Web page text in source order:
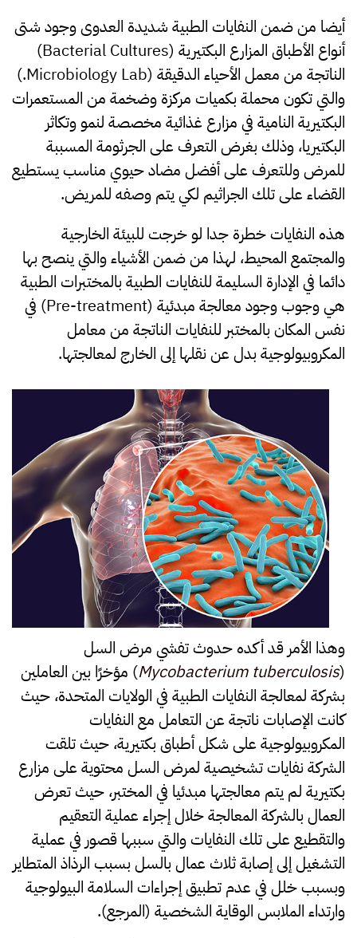
أيضا من ضمن النفايات الطبية شديدة العدوى وجود شتى
أنواع الأطباق المزارع البكتيرية (Bacterial Cultures)
الناتجة من معمل الأحياء الدقيقة (Microbiology Lab.)
والتي تكون محملة بكميات مركزة وضخمة من المستعمرات
البكتيرية النامية في مزارع غذائية مخصصة لنمو وتكاثر
البكتيريا، وذلك بغرض التعرف على الجرثومة المسببة
للمرض وللتعرف على أفضل مضاد حيوي مناسب يستطيع
القضاء على تلك الجراثيم لكي يتم وصفه للمريض.
هذه النفايات خطرة جدا لو خرجت للبيئة الخارجية
والمجتمع المحيط، لهذا من ضمن الأشياء والتي ينصح بها
دائما في الإدارة السليمة للنفايات الطبية بالمختبرات الطبية
هي وجوب وجود معالجة مبدئية (Pre-treatment) في
نفس المكان بالمختبر للنفايات الناتجة من معامل
المكروبيولوجية بدل عن نقلها إلى الخارج لمعالجتها.
وهذا الأمر قد أكده حدوث تفشي مرض السل
(
Mycobacterium tuberculosis) مؤخرًا بين العاملين
بشركة لمعالجة النفايات الطبية في الولايات المتحدة، حيث
كانت الإصابات ناتجة عن التعامل مع النفايات
المكروبيولوجية على شكل أطباق بكتيرية، حيث تلقت
الشركة نفايات تشخيصية لمرض السل محتوية على مزارع
بكتيرية لم يتم معالجتها مبدئيا في المختبر، حيث تعرض
العمال بالشركة المعالجة خلال إجراء عملية التعقيم
والتقطيع على تلك النفايات والتي سببها قصور في عملية
التشغيل إلى إصابة ثلاث عمال بالسل بسبب الرذاذ المتطاير
وبسبب خلل في عدم تطبيق إجراءات السلامة البيولوجية
وارتداء الملابس الوقاية الشخصية (المرجع).